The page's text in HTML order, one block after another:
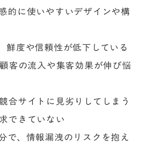
的に使いやすいデザインや構
鮮度や信頼性が低下している
客の流入や集客効果が伸び悩
合サイトに見劣りしてしまう
できていない
で、情報漏洩のリスクを抱え